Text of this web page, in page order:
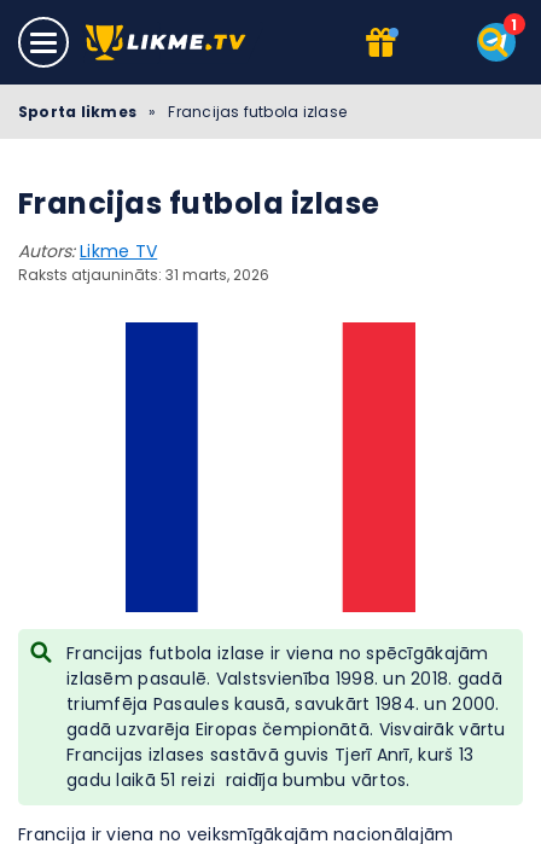
Sporta likmes » Francijas futbola izlase
Francijas futbola izlase
Autors:Likme TV
Raksts atjaunināts: 31 marts, 2026
Francijas futbola izlase ir viena no spēcīgākajām
izlasēm pasaulē. Valstsvienība 1998. un 2018. gadā
triumfēja Pasaules kausā, savukārt 1984. un 2000.
gadā uzvarēja Eiropas čempionātā. Visvairāk vārtu
Francijas izlases sastāvā guvis Tjerī Anrī, kurš 13
gadu laikā 51 reizi raidīja bumbu vārtos.
Francija ir viena no veiksmīgākajām nacionālajām